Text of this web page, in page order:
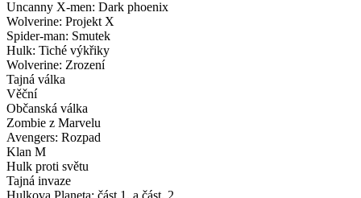
Uncanny X-men: Dark phoenix
Wolverine: Projekt X
Spider-man: Smutek
Hulk: Tiché výkřiky
Wolverine: Zrození
Tajná válka
Věční
Občanská válka
Zombie z Marvelu
Avengers: Rozpad
Klan M
Hulk proti světu
Tajná invaze
Hulkova Planeta: část 1. a část. 2